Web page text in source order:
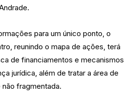
para um único ponto, o
reunindo o mapa de ações, terá
de financiamentos e mecanismos
jurídica, além de tratar a área de
fragmentada.